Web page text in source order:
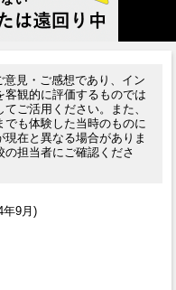
見・ご感想であり、イン
観的に評価するものでは
ご活用ください。また、
も体験した当時のものに
在と異なる場合がありま
担当者にご確認くださ
年9月)